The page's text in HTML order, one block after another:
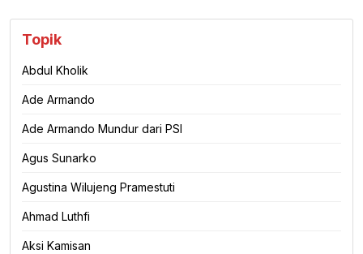
Topik
Abdul Kholik
Ade Armando
Ade Armando Mundur dari PSI
Agus Sunarko
Agustina Wilujeng Pramestuti
Ahmad Luthfi
Aksi Kamisan